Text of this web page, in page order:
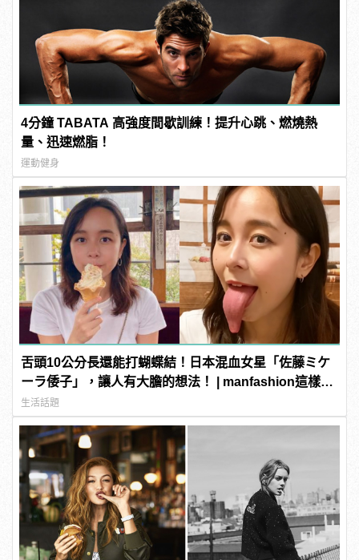
4分鐘 TABATA 高強度間歇訓練！提升心跳、燃燒熱
量、迅速燃脂！
運動健身
舌頭10公分長還能打蝴蝶結！日本混血女星「佐藤ミケ
ーラ倭子」，讓人有大膽的想法！ | manfashion這樣變
型男
生活話題